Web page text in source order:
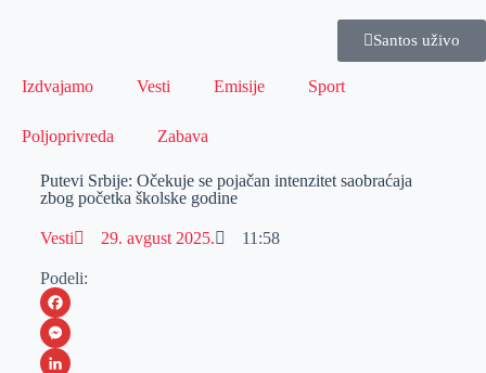
Santos uživo
Izdvajamo Vesti Emisije Sport
Poljoprivreda Zabava
Putevi Srbije: Očekuje se pojačan intenzitet saobraćaja
zbog početka školske godine
Vesti 29. avgust 2025. 11:58
Podeli:
F
aM